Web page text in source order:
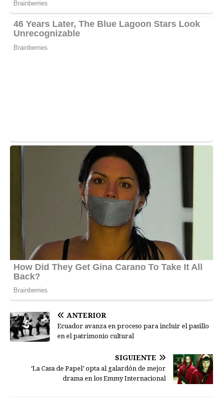
ANTERIOR
Ecuador avanza en proceso para incluir el pasillo
en el patrimonio cultural
SIGUIENTE
‘La Casa de Papel’ opta al galardón de mejor
drama en los Emmy Internacional